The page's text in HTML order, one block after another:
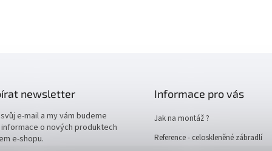
newsletter
e-mail a my vám budeme
o nových produktech
e-shopu.
Informace pro vás
Jak na montáž ?
Reference - celoskleněné zábradlí